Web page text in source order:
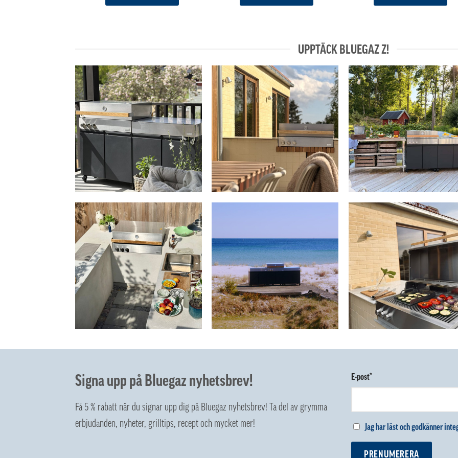
UPPTÄCK BLUEGAZ Z!
Signa upp på Bluegaz nyhetsbrev!
Få 5 % rabatt när du signar upp dig på Bluegaz nyhetsbrev! Ta del av grymma
erbjudanden, nyheter, grilltips, recept och mycket mer!
E-post*
Jag har läst och godkänner
PRENUMERERA